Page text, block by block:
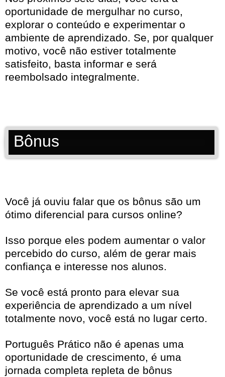
oportunidade de mergulhar no curso,
explorar o conteúdo e experimentar o
ambiente de aprendizado. Se, por qualquer
motivo, você não estiver totalmente
satisfeito, basta informar e será
reembolsado integralmente.
Bônus
Você já ouviu falar que os bônus são um
ótimo diferencial para cursos online?
Isso porque eles podem aumentar o valor
percebido do curso, além de gerar mais
confiança e interesse nos alunos.
Se você está pronto para elevar sua
experiência de aprendizado a um nível
totalmente novo, você está no lugar certo.
Português Prático não é apenas uma
oportunidade de crescimento, é uma
jornada completa repleta de bônus